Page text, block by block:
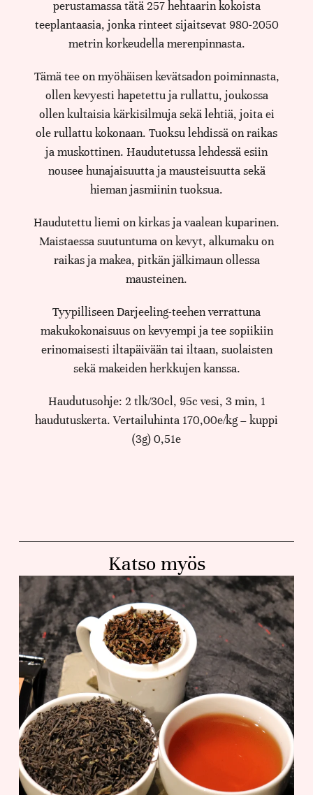
perustamassa tätä 257 hehtaarin kokoista
teeplantaasia, jonka rinteet sijaitsevat 980-2050
metrin korkeudella merenpinnasta.
Tämä tee on myöhäisen kevätsadon poiminnasta,
ollen kevyesti hapetettu ja rullattu, joukossa
ollen kultaisia kärkisilmuja sekä lehtiä, joita ei
ole rullattu kokonaan. Tuoksu lehdissä on raikas
ja muskottinen. Haudutetussa lehdessä esiin
nousee hunajaisuutta ja mausteisuutta sekä
hieman jasmiinin tuoksua.
Haudutettu liemi on kirkas ja vaalean kuparinen.
Maistaessa suutuntuma on kevyt, alkumaku on
raikas ja makea, pitkän jälkimaun ollessa
mausteinen.
Tyypilliseen Darjeeling-teehen verrattuna
makukokonaisuus on kevyempi ja tee sopiikiin
erinomaisesti iltapäivään tai iltaan, suolaisten
sekä makeiden herkkujen kanssa.
Haudutusohje: 2 tlk/30cl, 95c vesi, 3 min, 1
haudutuskerta. Vertailuhinta 170,00e/kg – kuppi
(3g) 0,51e
Katso myös